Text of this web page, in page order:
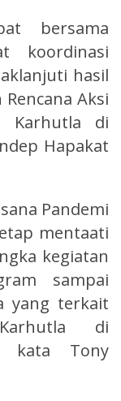
bersama
koordinasi
hasil
Aksi
Karhutla di
Hapakat
Pandemi
mentaati
kegiatan
sampai
yang terkait
di
kata Tony